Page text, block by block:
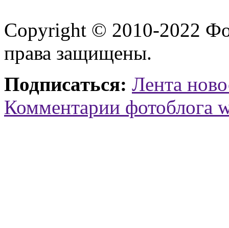
Copyright © 2010-2022
права защищены.
Подписаться: Лента
Комментарии фотоблога